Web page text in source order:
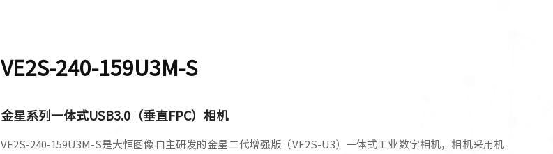
VE2S-240-159U3M-S
金星系列一体式USB3.0（垂直FPC）相机
VE2S-240-159U3M-S是大恒图像自主研发的金星二代增强版（VE2S-U3）一体式工业数字相机，相机采用机